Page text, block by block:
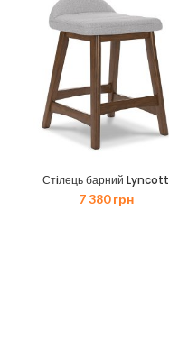
Стiлець барний Lyncott
7 380грн